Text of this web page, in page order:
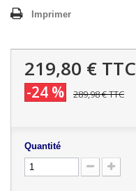
Imprimer
219,80 € TTC
-24 % 289,98 €TTC
Quantité